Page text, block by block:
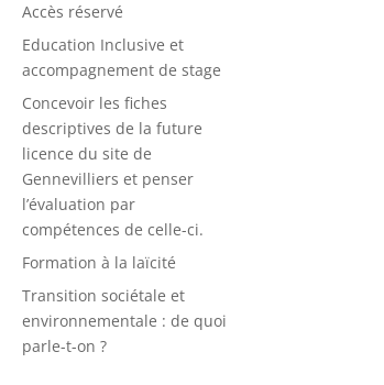
Accès réservé
Education Inclusive et
accompagnement de stage
Concevoir les fiches
descriptives de la future
licence du site de
Gennevilliers et penser
l’évaluation par
compétences de celle-ci.
Formation à la laïcité
Transition sociétale et
environnementale : de quoi
parle-t-on ?